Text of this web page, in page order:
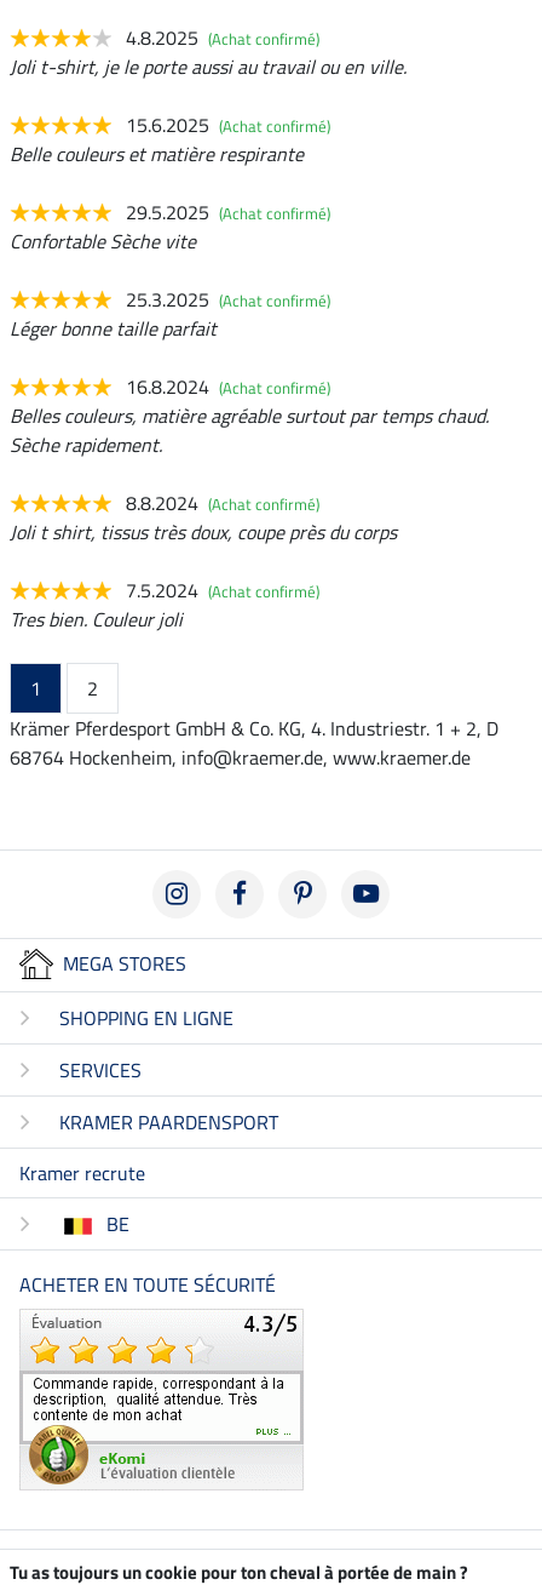
4.8.2025 (Achat confirmé)
Joli t-shirt, je le porte aussi au travail ou en ville.
15.6.2025 (Achat confirmé)
Belle couleurs et matière respirante
29.5.2025 (Achat confirmé)
Confortable Sèche vite
25.3.2025 (Achat confirmé)
Léger bonne taille parfait
16.8.2024 (Achat confirmé)
Belles couleurs, matière agréable surtout par temps chaud.
Sèche rapidement.
8.8.2024 (Achat confirmé)
Joli t shirt, tissus très doux, coupe près du corps
7.5.2024 (Achat confirmé)
Tres bien. Couleur joli
1
2
Krämer Pferdesport GmbH & Co. KG, 4. Industriestr. 1 + 2, D
68764 Hockenheim, info@kraemer.de, www.kraemer.de
MEGA STORES
SHOPPING EN LIGNE
SERVICES
KRAMER PAARDENSPORT
Kramer recrute
BE
ACHETER EN TOUTE SÉCURITÉ
Boutique climatiquement
Tu as toujours un cookie pour ton cheval à portée de main ?